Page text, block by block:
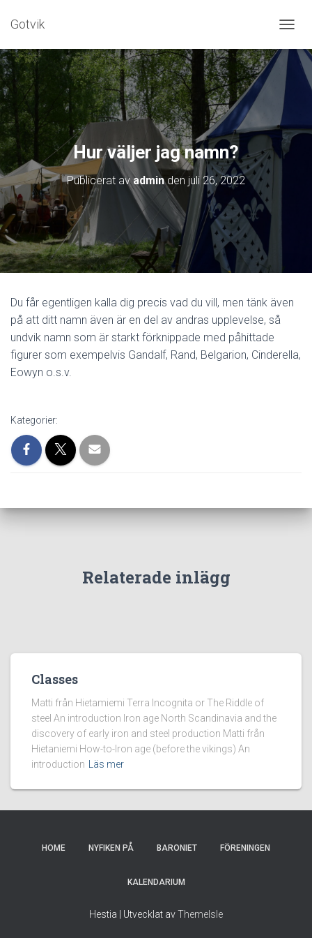
Gotvik
L
Å
P
V
N
A
Hur väljer jag namn?
Publicerat avadminden juli 26, 2022
Du får egentligen kalla dig precis vad du vill, men tänk även
på att ditt namn även är en del av andras upplevelse, så
undvik namn som är starkt förknippade med påhittade
figurer som exempelvis Gandalf, Rand, Belgarion, Cinderella,
Eowyn o.s.v.
Kategorier:
Relaterade inlägg
Classes
Matti från Hietamiemi Terra Incognita or The Riddle of
steel An introduction Iron age North Scandinavia and the
discovery of early iron and steel production Matti från
Hietaniemi How-to-Iron age (before the vikings) An
introduction
Läs mer
HOME NYFIKEN PÅ BARONIET FÖRENINGEN
KALENDARIUM
Hestia | Utvecklat avThemeIsle